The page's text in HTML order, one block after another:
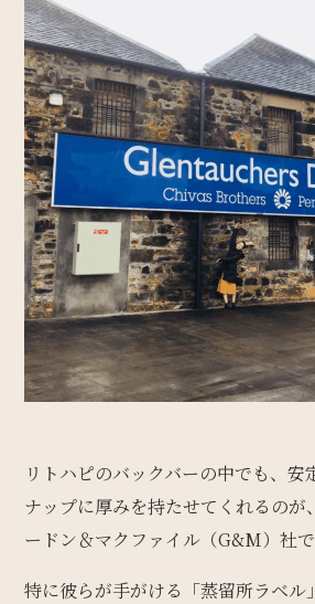
リトハピのバックバーの中でも、安
ナップに厚みを持たせてくれるのが
ードン＆マクファイル（G&M）社で
特に彼らが手がける「蒸留所ラベル